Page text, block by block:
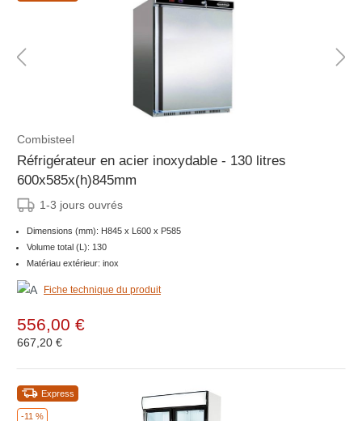
Combisteel
Réfrigérateur en acier inoxydable - 130 litres
600x585x(h)845mm
1-3 jours ouvrés
Dimensions (mm): H845 x L600 x P585
Volume total (L): 130
Matériau extérieur: inox
Fiche technique du produit
556,00 €
667,20 €
-11 %
Express